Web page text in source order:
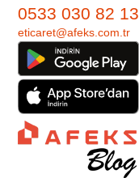
0533 030 82 13
eticaret@afeks.com.tr